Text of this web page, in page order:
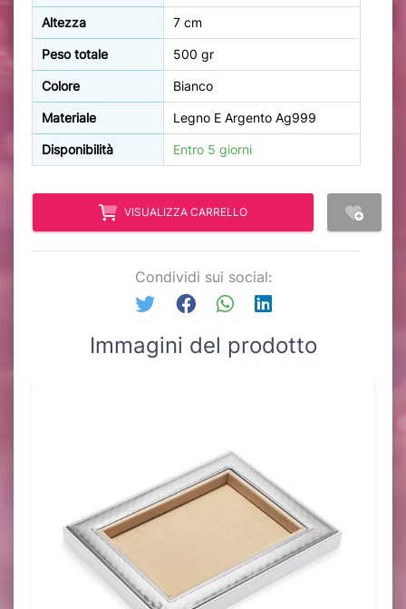
Altezza 7 cm
Peso totale 500 gr
Colore Bianco
Materiale Legno E Argento Ag999
Disponibilità Entro 5 giorni
VISUALIZZA CARRELLO
Condividi sui social:
Immagini del prodotto